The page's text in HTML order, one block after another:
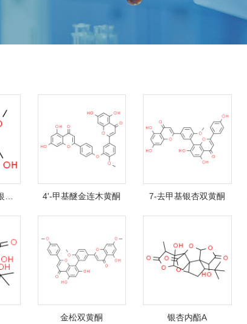
4'-甲基醚金连木黄酮 7-去甲基银杏双黄酮
金松双黄酮 银杏内酯A